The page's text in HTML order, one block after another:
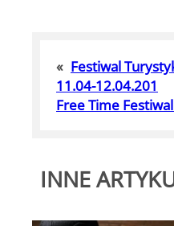
« Festiwal
11.04-12.04.201
Free Time
INNE